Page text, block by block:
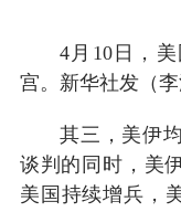
4月10日，
宫。新华社发（李
其三，美伊
谈判的同时，美
美国持续增兵，